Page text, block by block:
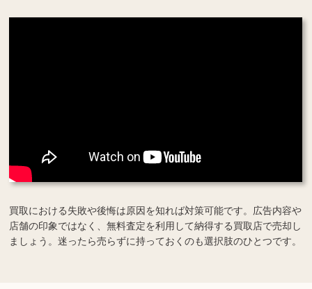
買取における失敗や後悔は原因を知れば対策可能です。広告内容や
店舗の印象ではなく、無料査定を利用して納得する買取店で売却し
ましょう。迷ったら売らずに持っておくのも選択肢のひとつです。